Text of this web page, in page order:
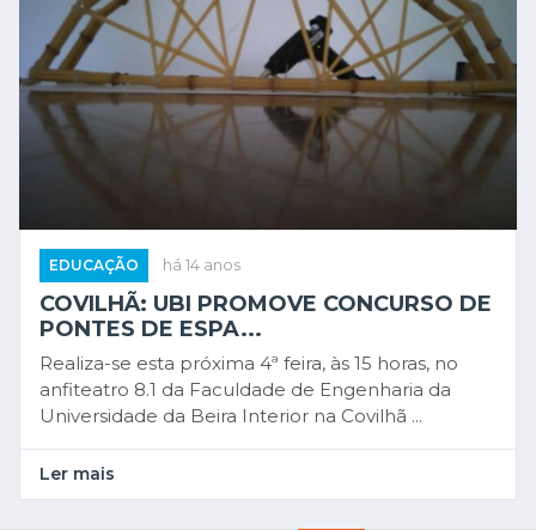
EDUCAÇÃO há 14 anos
COVILHÃ: UBI PROMOVE CONCURSO DE
PONTES DE ESPA...
Realiza-se esta próxima 4ª feira, às 15 horas, no
anfiteatro 8.1 da Faculdade de Engenharia da
Universidade da Beira Interior na Covilhã ...
Ler mais